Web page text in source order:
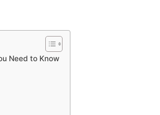
Need to Know